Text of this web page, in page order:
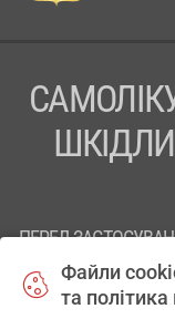
ПЕРЕД
ТОВ
Файли
та політика